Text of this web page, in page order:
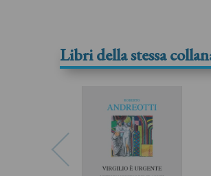
Libri della stessa